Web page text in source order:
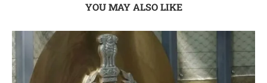
YOU MAY ALSO LIKE